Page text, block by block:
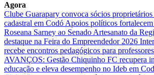
Agora
Clube Guarapary convoca sócios proprietários
cadastral em Codó Apoios políticos
Roseana Sarney ao Senado Artesanato da
destaque na Feira do Empreendedor 2026
recebe encontros pedagógicos para
AVANÇOS: Gestão Chiquinho FC recupera
educação e eleva desempenho no Ideb em